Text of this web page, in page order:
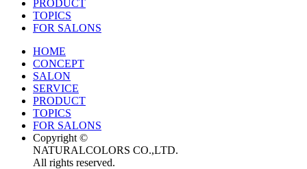
PRODUCT
TOPICS
FOR SALONS
HOME
CONCEPT
SALON
SERVICE
PRODUCT
TOPICS
FOR SALONS
Copyright ©
NATURALCOLORS CO.,LTD.
All rights reserved.